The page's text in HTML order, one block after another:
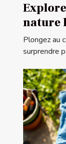
nature
Plongez au
surprendre